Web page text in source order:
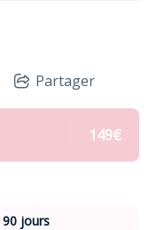
Partager
149€
90 jours